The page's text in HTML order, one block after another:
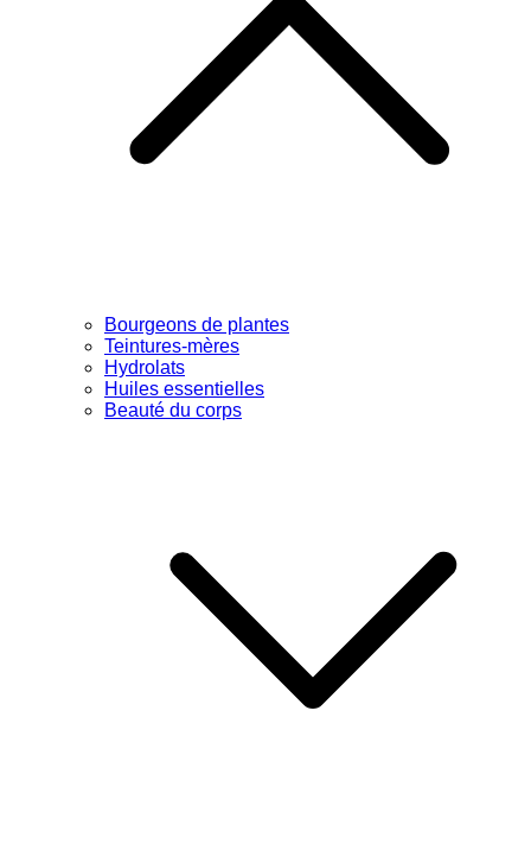
Bourgeons de plantes
Teintures-mères
Hydrolats
Huiles essentielles
Beauté du corps